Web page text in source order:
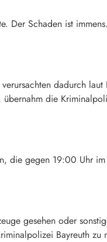
Der Schaden ist
dadurch
die
die gegen 19:00 Uhr
gesehen oder
Bayreuth zu